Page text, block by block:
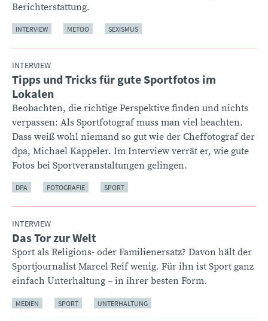
Berichterstattung.
INTERVIEW METOO SEXISMUS
INTERVIEW
:Tipps und Tricks für gute Sportfotos im
Lokalen
Beobachten, die richtige Perspektive finden und nichts
verpassen: Als Sportfotograf muss man viel beachten.
Dass weiß wohl niemand so gut wie der Cheffotograf der
dpa, Michael Kappeler. Im Interview verrät er, wie gute
Fotos bei Sportveranstaltungen gelingen.
DPA FOTOGRAFIE SPORT
INTERVIEW
:Das Tor zur Welt
Sport als Religions- oder Familienersatz? Davon hält der
Sportjournalist Marcel Reif wenig. Für ihn ist Sport ganz
einfach Unterhaltung – in ihrer besten Form.
MEDIEN SPORT UNTERHALTUNG